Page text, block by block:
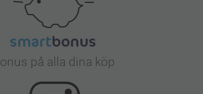
på alla dina köp